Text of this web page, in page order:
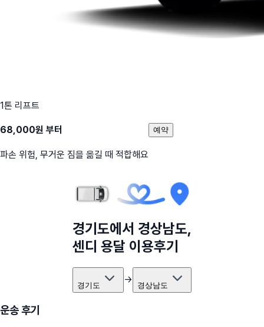
1톤 리프트
68,000원 부터
파손 위험, 무거운 짐을 옮길 때 적합해요
예약
경기도에서 경상남도,
센디 용달 이용후기
경기도 → 경상남도
운송 후기